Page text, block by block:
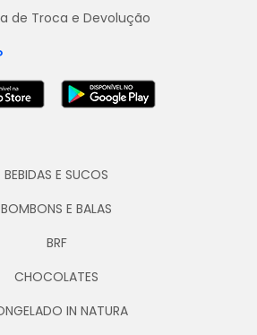
de Troca e Devolução
BEBIDAS E SUCOS
BOMBONS E BALAS
BRF
CHOCOLATES
IN NATURA